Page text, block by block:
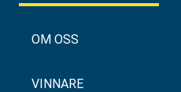
OM OSS
VINNARE